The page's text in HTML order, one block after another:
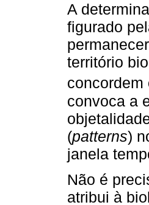
A
figurado
território
convoca a
(patterns)
janela
Não é
atribui à